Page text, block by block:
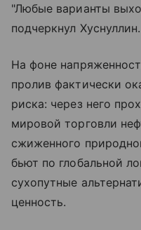
"Любые варианты
подчеркнул Хуснуллин.
На фоне
пролив фактически
риска: через него
мировой торговли
сжиженного
бьют по глобальной
сухопутные
ценность.